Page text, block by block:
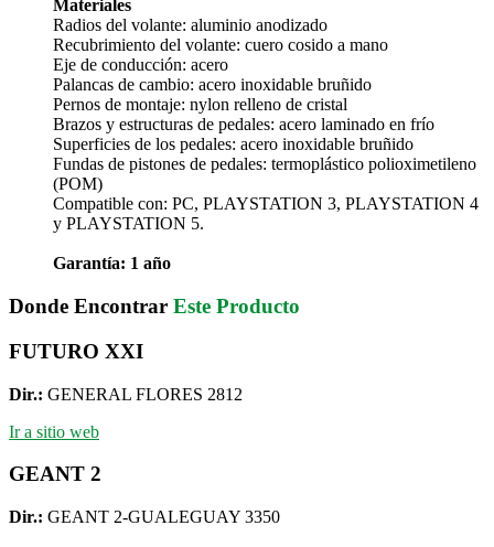
Materiales
Radios del volante: aluminio anodizado
Recubrimiento del volante: cuero cosido a mano
Eje de conducción: acero
Palancas de cambio: acero inoxidable bruñido
Pernos de montaje: nylon relleno de cristal
Brazos y estructuras de pedales: acero laminado en frío
Superficies de los pedales: acero inoxidable bruñido
Fundas de pistones de pedales: termoplástico polioximetileno
(POM)
Compatible con: PC, PLAYSTATION 3, PLAYSTATION 4
y PLAYSTATION 5.
Garantía: 1 año
Donde Encontrar Este Producto
FUTURO XXI
Dir.: GENERAL FLORES 2812
Ir a sitio web
GEANT 2
Dir.: GEANT 2-GUALEGUAY 3350